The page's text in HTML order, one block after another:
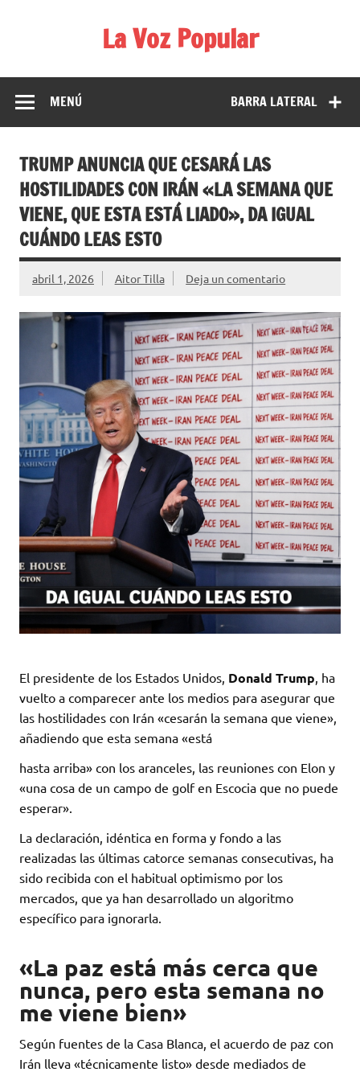
La Voz Popular
para reírse de las verdaderas.
BARRA LATERAL
MENÚ
TRUMP ANUNCIA QUE CESARÁ LAS
HOSTILIDADES CON IRÁN «LA SEMANA QUE
VIENE, QUE ESTA ESTÁ LIADO», DA IGUAL
CUÁNDO LEAS ESTO
abril 1, 2026 Aitor Tilla Deja un comentario
El presidente de los Estados Unidos, Donald Trump, ha
vuelto a comparecer ante los medios para asegurar que
las hostilidades con Irán «cesarán la semana que viene»,
añadiendo que esta semana «está
hasta arriba» con los aranceles, las reuniones con Elon y
«una cosa de un campo de golf en Escocia que no puede
esperar».
La declaración, idéntica en forma y fondo a las
realizadas las últimas catorce semanas consecutivas, ha
sido recibida con el habitual optimismo por los
mercados, que ya han desarrollado un algoritmo
específico para ignorarla.
«La paz está más cerca que
nunca, pero esta semana no
me viene bien»
Según fuentes de la Casa Blanca, el acuerdo de paz con
Irán lleva «técnicamente listo» desde mediados de